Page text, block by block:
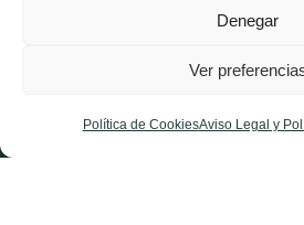
Denegar
Ver
Política de CookiesAviso Legal y
twitter
f